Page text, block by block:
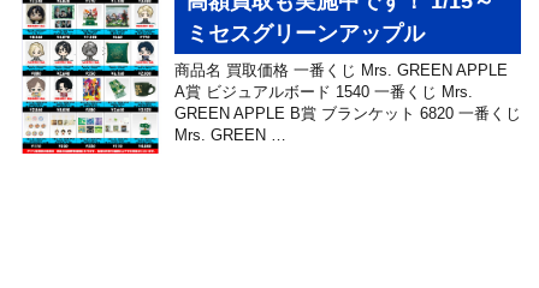
ミセスグリーンアップル
商品名 買取価格 一番くじ Mrs. GREEN APPLE
A賞 ビジュアルボード 1540 一番くじ Mrs.
GREEN APPLE B賞 ブランケット 6820 一番くじ
Mrs. GREEN …